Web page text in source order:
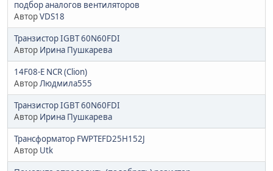
подбор аналогов вентиляторов
АвторVDS18
Транзистор IGBT 60N60FDI
Автор Ирина Пушкарева
14F08-E NCR (Clion)
Автор Людмила555
Транзистор IGBT 60N60FDI
Автор Ирина Пушкарева
Трансформатор FWPTEFD25H152J
Автор Utk